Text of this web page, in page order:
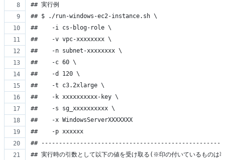
## 実行例
## $ ./run-windows-ec2-instance.sh \
##    -i cs-blog-role \
##    -v vpc-xxxxxxxx \
##    -n subnet-xxxxxxxx \
##    -c 60 \
##    -d 120 \
##    -t c3.2xlarge \
##    -k xxxxxxxxxx-key \
##    -s sg_xxxxxxxxxx \
##    -x WindowsServerXXXXXXX
##    -p xxxxxx
##
## 実行時の引数として以下の値を受け取る(※印の付いているものは